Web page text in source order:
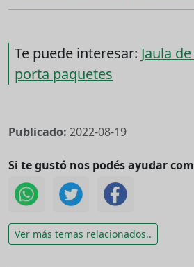
Te puede interesar: Jaula
porta paquetes
Publicado: 2022-08-19
Si te gustó nos podés ayudar
Ver más temas relacionados..